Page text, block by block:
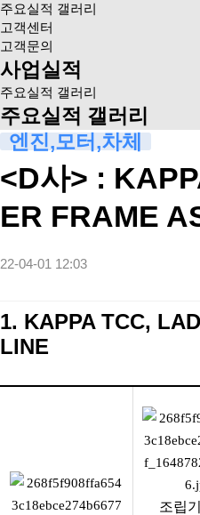
주요실적 갤러리
고객센터
고객문의
사업실적
주요실적 갤러리
주요실적 갤러리
엔진,모터,차체
<D사> :
ER FRAME
22-04-01 12:03
1. KAPPA TCC,
LINE
조립